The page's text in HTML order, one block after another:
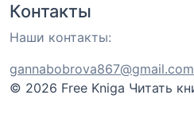
Контакты
Наши контакты:
gannabobrova867@gmail.com
© 2026 Free Kniga Читать